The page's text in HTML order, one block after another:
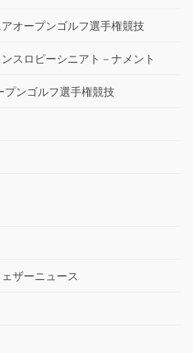
オープンゴルフ選手権競技
ンスロピーシニアト－ナメント
プンゴルフ選手権競技
ザーニュース